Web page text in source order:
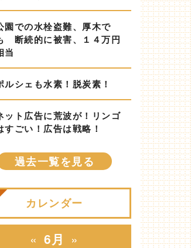
園での水栓盗難、厚木で
断続的に被害、１４万円
当
ルシェも水素！脱炭素！
ット広告に荒波が！リンゴ
すごい！広告は戦略！
過去一覧を見る
カレンダー
« 6月 »